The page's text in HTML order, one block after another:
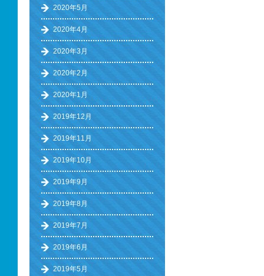
2020年5月
2020年4月
2020年3月
2020年2月
2020年1月
2019年12月
2019年11月
2019年10月
2019年9月
2019年8月
2019年7月
2019年6月
2019年5月